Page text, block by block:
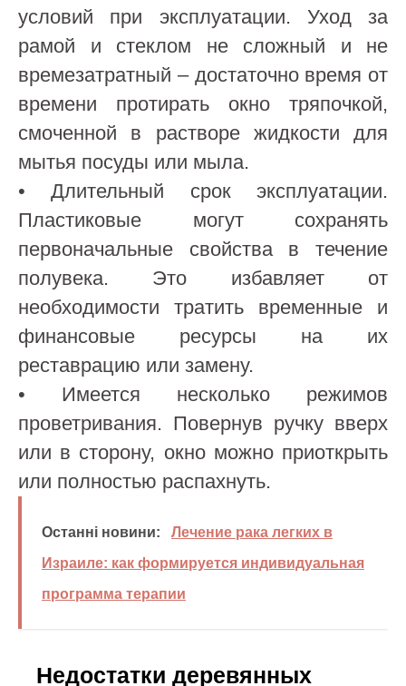
условий при эксплуатации. Уход за
рамой и стеклом не сложный и не
времезатратный – достаточно время от
времени протирать окно тряпочкой,
смоченной в растворе жидкости для
мытья посуды или мыла.
• Длительный срок эксплуатации.
Пластиковые могут сохранять
первоначальные свойства в течение
полувека. Это избавляет от
необходимости тратить временные и
финансовые ресурсы на их
реставрацию или замену.
• Имеется несколько режимов
проветривания. Повернув ручку вверх
или в сторону, окно можно приоткрыть
или полностью распахнуть.
Останні новини:
Лечение рака легких в
Израиле: как формируется индивидуальная
программа терапии
Недостатки деревянных